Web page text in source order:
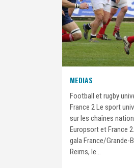
MEDIAS
Football et rugby
France 2 Le sport
sur les chaînes
Europsort et France
gala France/Grande-
Reims, le...